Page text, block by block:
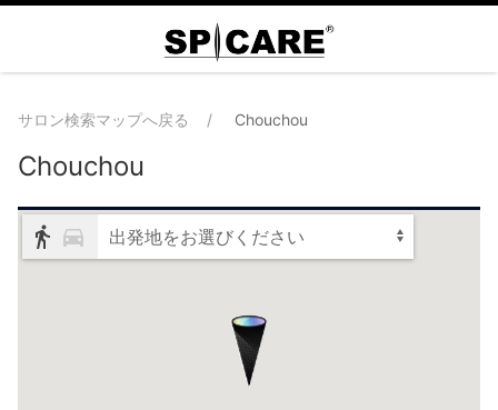
サロン検索マップへ戻る Chouchou
Chouchou
出発地をお選びください